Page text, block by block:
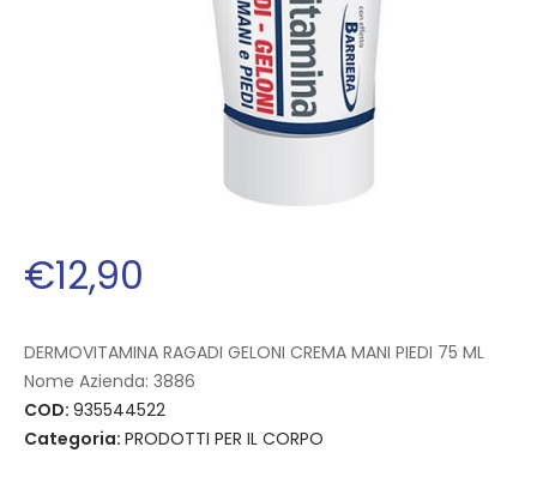
€12,90
DERMOVITAMINA RAGADI GELONI CREMA MANI PIEDI 75 ML
Nome Azienda: 3886
COD: 935544522
Categoria: PRODOTTI PER IL CORPO